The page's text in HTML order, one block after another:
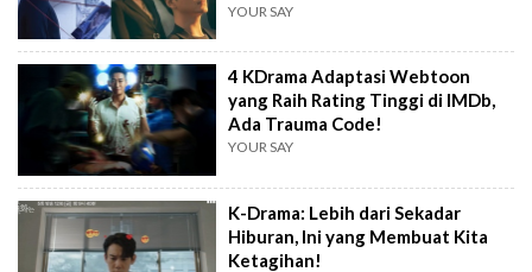
YOUR SAY
4 KDrama Adaptasi Webtoon
yang Raih Rating Tinggi di IMDb,
Ada Trauma Code!
YOUR SAY
K-Drama: Lebih dari Sekadar
Hiburan, Ini yang Membuat Kita
Ketagihan!